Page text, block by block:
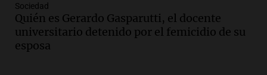
música: Paloma y su violín en Cadena 3
emocionan a todos
Noticias
Episodios
Sociedad
Quién es Gerardo Gasparutti, el docente
universitario detenido por el femicidio de su
esposa